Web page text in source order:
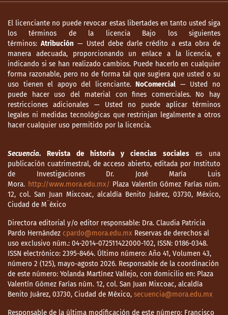
El licenciante no puede revocar estas libertades en tanto usted siga
los términos de la licencia Bajo los siguientes
términos: Atribución — Usted debe darle crédito a esta obra de
manera adecuada, proporcionando un enlace a la licencia, e
indicando si se han realizado cambios. Puede hacerlo en cualquier
forma razonable, pero no de forma tal que sugiera que usted o su
uso tienen el apoyo del licenciante.NoComercial — Usted no
puede hacer uso del material con fines comerciales. No hay
restricciones adicionales — Usted no puede aplicar términos
legales ni medidas tecnológicas que restrinjan legalmente a otros
hacer cualquier uso permitido por la licencia.
Secuencia. Revista de historia y ciencias socialeses una
publicación cuatrimestral, de acceso abierto, editada por Instituto
de Investigaciones Dr. José María Luis
Mora. http://www.mora.edu.mx/ Plaza Valentín Gómez Farías núm.
12, col. San Juan Mixcoac, alcaldía Benito Juárez, 03730, México,
Ciudad de M¨éxico
Directora editorial y/o editor responsable: Dra. Claudia Patricia
Pardo Hernández cpardo@mora.edu.mx Reservas de derechos al
uso exclusivo núm.: 04-2014-072511422000-102, ISSN: 0186-0348.
ISSN electrónico: 2395-8464. Último número: Año 41, Volumen 43,
número 2 (125), mayo-agosto 2026. Responsable de la coordinación
de este número: Yolanda Martínez Vallejo, con domicilio en: Plaza
Valentín Gómez Farías núm. 12, col. San Juan Mixcoac, alcaldía
Benito Juárez, 03730, Ciudad de México, secuencia@mora.edu.mx
Responsable de la última modificación de este número: Francisco